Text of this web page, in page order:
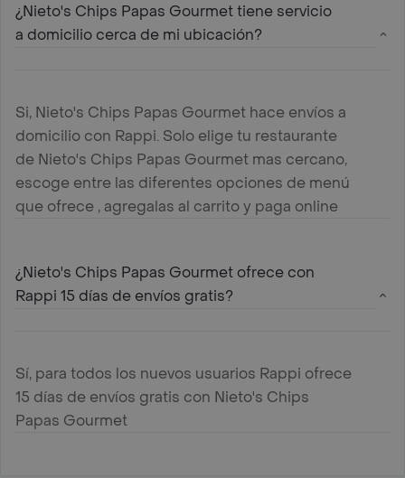
¿Nieto's Chips Papas Gourmet tiene servicio
a domicilio cerca de mi ubicación?
Si, Nieto's Chips Papas Gourmet hace envíos a
domicilio con Rappi. Solo elige tu restaurante
de Nieto's Chips Papas Gourmet mas cercano,
escoge entre las diferentes opciones de menú
que ofrece , agregalas al carrito y paga online
¿Nieto's Chips Papas Gourmet ofrece con
Rappi 15 días de envíos gratis?
Sí, para todos los nuevos usuarios Rappi ofrece
15 días de envíos gratis con Nieto's Chips
Papas Gourmet